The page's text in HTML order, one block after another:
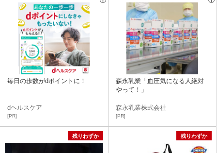
毎日の歩数がdポイントに！
dヘルスケア
[PR]
森永乳業「血圧気になる人絶対
やって！」
森永乳業株式会社
[PR]
残りわずか 残りわずか